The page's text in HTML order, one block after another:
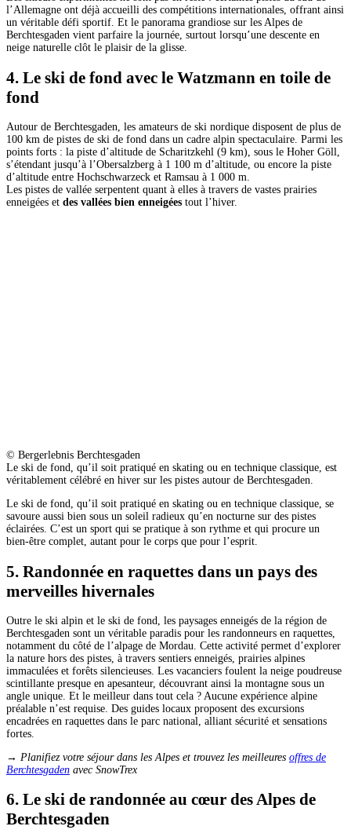
l’Allemagne ont déjà accueilli des compétitions internationales, offrant ainsi
un véritable défi sportif. Et le panorama grandiose sur les Alpes de
Berchtesgaden vient parfaire la journée, surtout lorsqu’une descente en
neige naturelle clôt le plaisir de la glisse.
4. Le ski de fond avec le Watzmann en toile de
fond
Autour de Berchtesgaden, les amateurs de ski nordique disposent de plus de
100 km de pistes de ski de fond dans un cadre alpin spectaculaire. Parmi les
points forts : la piste d’altitude de Scharitzkehl (9 km), sous le Hoher Göll,
s’étendant jusqu’à l’Obersalzberg à 1 100 m d’altitude, ou encore la piste
d’altitude entre Hochschwarzeck et Ramsau à 1 000 m.
Les pistes de vallée serpentent quant à elles à travers de vastes prairies
enneigées et des vallées bien enneigées tout l’hiver.
© Bergerlebnis Berchtesgaden
Le ski de fond, qu’il soit pratiqué en skating ou en technique classique, est
véritablement célébré en hiver sur les pistes autour de Berchtesgaden.
Le ski de fond, qu’il soit pratiqué en skating ou en technique classique, se
savoure aussi bien sous un soleil radieux qu’en nocturne sur des pistes
éclairées. C’est un sport qui se pratique à son rythme et qui procure un
bien-être complet, autant pour le corps que pour l’esprit.
5. Randonnée en raquettes dans un pays des
merveilles hivernales
Outre le ski alpin et le ski de fond, les paysages enneigés de la région de
Berchtesgaden sont un véritable paradis pour les randonneurs en raquettes,
notamment du côté de l’alpage de Mordau. Cette activité permet d’explorer
la nature hors des pistes, à travers sentiers enneigés, prairies alpines
immaculées et forêts silencieuses. Les vacanciers foulent la neige poudreuse
scintillante presque en apesanteur, découvrant ainsi la montagne sous un
angle unique. Et le meilleur dans tout cela ? Aucune expérience alpine
préalable n’est requise. Des guides locaux proposent des excursions
encadrées en raquettes dans le parc national, alliant sécurité et sensations
fortes.
→ Planifiez votre séjour dans les Alpes et trouvez les meilleures offres de
Berchtesgaden avec SnowTrex
6. Le ski de randonnée au cœur des Alpes de
Berchtesgaden